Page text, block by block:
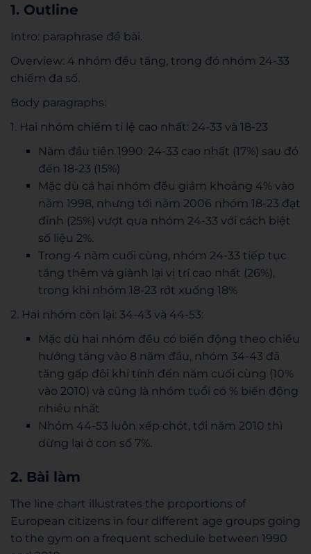
1. Outline
Intro: paraphrase đề bài.
Overview: 4 nhóm đều tăng, trong đó nhóm 24-33
chiếm đa số.
Body paragraphs:
1. Hai nhóm chiếm tỉ lệ cao nhất: 24-33 và 18-23
Năm đầu tiên 1990: 24-33 cao nhất (17%) sau đó
đến 18-23 (15%)
Mặc dù cả hai nhóm đều giảm khoảng 4% vào
năm 1998, nhưng tới năm 2006 nhóm 18-23 đạt
đỉnh (25%) vượt qua nhóm 24-33 với cách biệt
số liệu 2%.
Trong 4 năm cuối cùng, nhóm 24-33 tiếp tục
tăng thêm và giành lại vị trí cao nhất (26%),
trong khi nhóm 18-23 rớt xuống 18%
2. Hai nhóm còn lại: 34-43 và 44-53:
Mặc dù hai nhóm đều có biến động theo chiều
hướng tăng vào 8 năm đầu, nhóm 34-43 đã
tăng gấp đôi khi tính đến năm cuối cùng (10%
vào 2010) và cũng là nhóm tuổi có % biến động
nhiều nhất
Nhóm 44-53 luôn xếp chót, tới năm 2010 thì
dừng lại ở con số 7%.
2. Bài làm
The line chart illustrates the proportions of
European citizens in four different age groups going
to the gym on a frequent schedule between 1990